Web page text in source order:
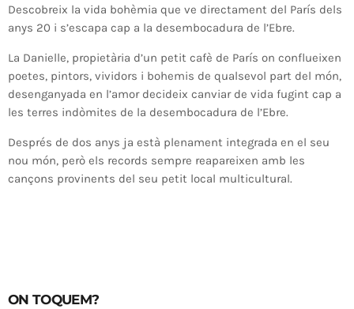
Descobreix la vida bohèmia que ve directament del París dels
anys 20 i s’escapa cap a la desembocadura de l’Ebre.
La Danielle, propietària d’un petit cafè de París on conflueixen
poetes, pintors, vividors i bohemis de qualsevol part del món,
desenganyada en l’amor decideix canviar de vida fugint cap a
les terres indòmites de la desembocadura de l’Ebre.
Després de dos anys ja està plenament integrada en el seu
nou món, però els records sempre reapareixen amb les
cançons provinents del seu petit local multicultural.
ON TOQUEM?